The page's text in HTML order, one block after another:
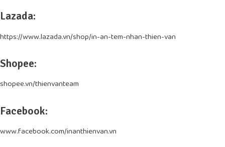
Lazada:
https://www.lazada.vn/shop/in-an-tem-nhan-thien-van
Shopee:
shopee.vn/thienvanteam
Facebook:
www.facebook.com/inanthienvan.vn